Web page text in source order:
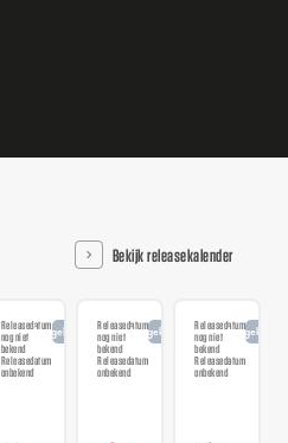
Bekijk releasekalender
Releasedatum
nog niet
bekend
Releasedatum
onbekend
AangekondigdReleasedatum
nog niet
bekend
Releasedatum
onbekend
AangekondigdReleasedatum
nog niet
bekend
Releasedatum
onbekend